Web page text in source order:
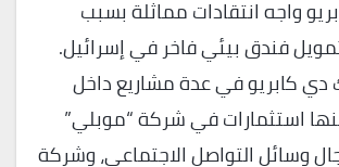
واجه انتقادات مماثلة بسبب
فندق بيئي فاخر في إسرائيل.
كابريو في عدة مشاريع داخل
استثمارات في شركة “موبلي”
وسائل التواصل الاجتماعي، وشركة